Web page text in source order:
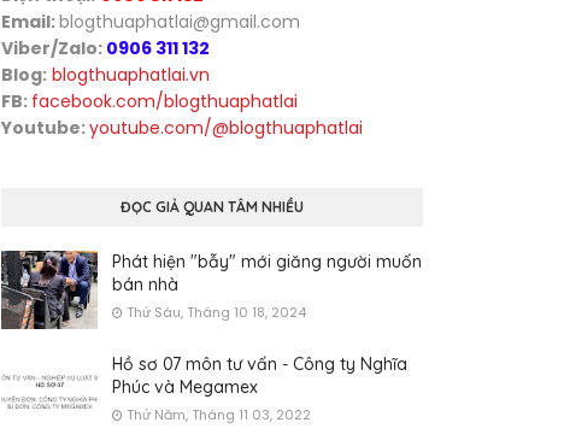
Email:blogthuaphatlai@gmail.com
Viber/Zalo: 0906 311 132
Blog: blogthuaphatlai.vn
FB: facebook.com/blogthuaphatlai
Youtube:youtube.com/@blogthuaphatlai
ĐỌC GIẢ QUAN TÂM NHIỀU
Phát hiện "bẫy" mới giăng người muốn
bán nhà
Thứ Sáu, Tháng 10 18, 2024
Hồ sơ 07 môn tư vấn - Công ty Nghĩa
Phúc và Megamex
Thứ Năm, Tháng 11 03, 2022